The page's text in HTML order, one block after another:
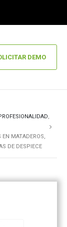
DEMO
,
MATADEROS,
DE DESPIECE